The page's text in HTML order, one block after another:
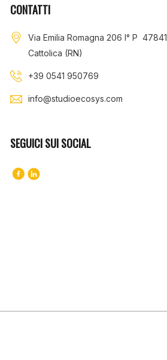
CONTATTI
Via Emilia Romagna 206 I° P 47841
Cattolica (RN)
+39 0541 950769
info@studioecosys.com
SEGUICI SUI SOCIAL